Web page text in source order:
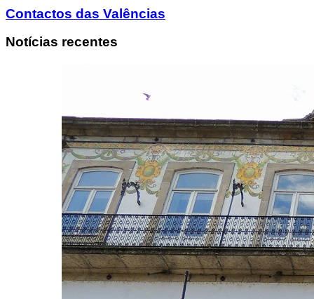
Contactos das Valências
Notícias recentes